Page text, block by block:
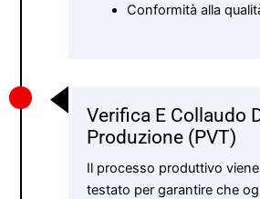
Conformità alla
Verifica E Collaudo
Produzione (PVT)
Il processo produttivo
testato per garantire che